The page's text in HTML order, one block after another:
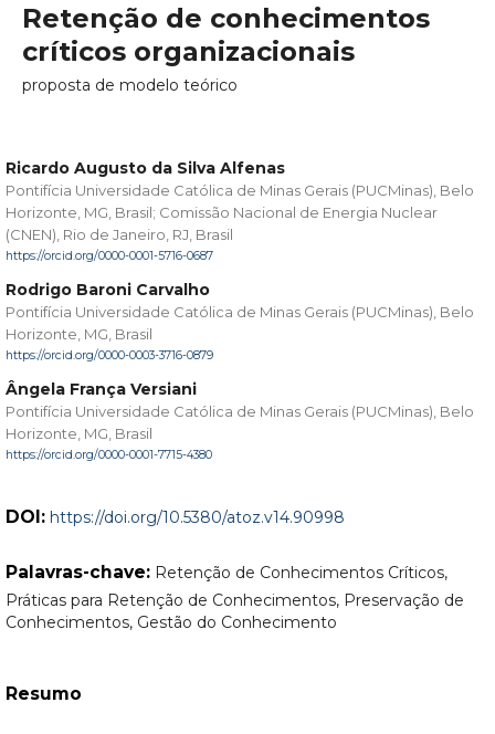
Retenção de conhecimentos
críticos organizacionais
proposta de modelo teórico
Ricardo Augusto da Silva Alfenas
Pontifícia Universidade Católica de Minas Gerais (PUCMinas), Belo
Horizonte, MG, Brasil; Comissão Nacional de Energia Nuclear
(CNEN), Rio de Janeiro, RJ, Brasil
https://orcid.org/0000-0001-5716-0687
Rodrigo Baroni Carvalho
Pontifícia Universidade Católica de Minas Gerais (PUCMinas), Belo
Horizonte, MG, Brasil
https://orcid.org/0000-0003-3716-0879
Ângela França Versiani
Pontifícia Universidade Católica de Minas Gerais (PUCMinas), Belo
Horizonte, MG, Brasil
https://orcid.org/0000-0001-7715-4380
DOI: https://doi.org/10.5380/atoz.v14.90998
Palavras-chave: Retenção de Conhecimentos Críticos,
Práticas para Retenção de Conhecimentos, Preservação de
Conhecimentos, Gestão do Conhecimento
Resumo